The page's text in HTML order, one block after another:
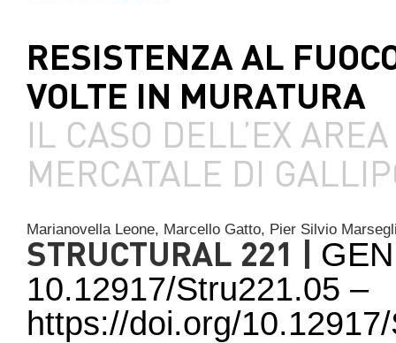
RESISTENZA AL
VOLTE IN MURATURA
IL CASO DELL’EX AREA
MERCATALE DI
Marianovella Leone, Marcello Gatto, Pier Silvio
STRUCTURAL 221 |
10.12917/Stru221.05 –
https://doi.org/